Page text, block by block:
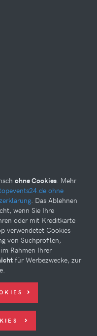
Bitte nehmen Sie weiter
vor.
rights reserved.
ohne Cookies. Mehr
ohne
. Das Ablehnen
wenn Sie Ihre
oder mit Kreditkarte
verwendetet Cookies
von Suchprofilen,
Rahmen Ihrer
für Werbezwecke, zur